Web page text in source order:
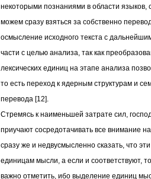
некоторыми познаниями в области
можем сразу взяться за собственно
осмысление исходного текста с
части с целью анализа, так как
лексических единиц на этапе анализа
то есть переход к ядерным структурам и
перевода [12].
Стремясь к наименьшей затрате сил,
приучают сосредотачивать все внимание
сразу же и недвусмысленно сказать, что
единицам мысли, а если и соответствуют,
важно отметить, ибо выделение единиц